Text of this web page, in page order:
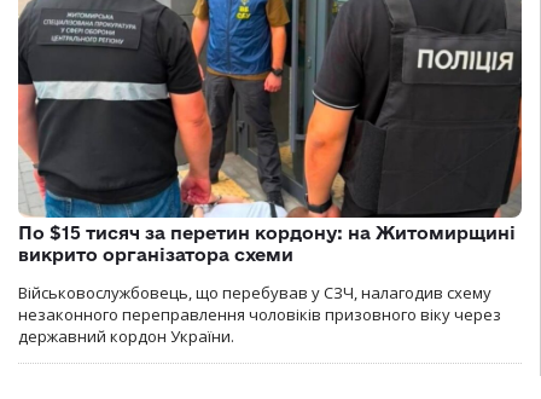
По $15 тисяч за перетин кордону: на Житомирщині
викрито організатора схеми
Військовослужбовець, що перебував у СЗЧ, налагодив схему
незаконного переправлення чоловіків призовного віку через
державний кордон України.